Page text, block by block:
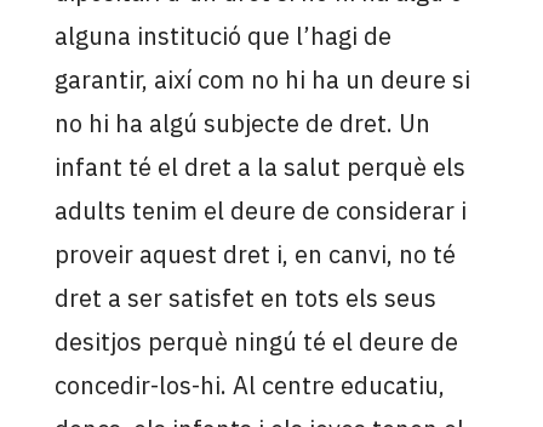
alguna institució que l’hagi de
garantir, així com no hi ha un deure si
no hi ha algú subjecte de dret. Un
infant té el dret a la salut perquè els
adults tenim el deure de considerar i
proveir aquest dret i, en canvi, no té
dret a ser satisfet en tots els seus
desitjos perquè ningú té el deure de
concedir-los-hi. Al centre educatiu,